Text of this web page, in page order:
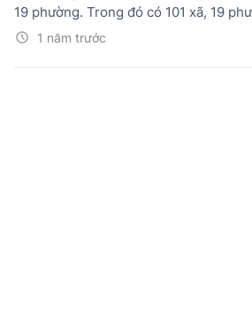
1 năm trước
19 phường. Trong đó có 101 xã, 19